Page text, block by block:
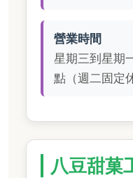
營業時間
星期三到星期
點（週二固定
八豆甜菓